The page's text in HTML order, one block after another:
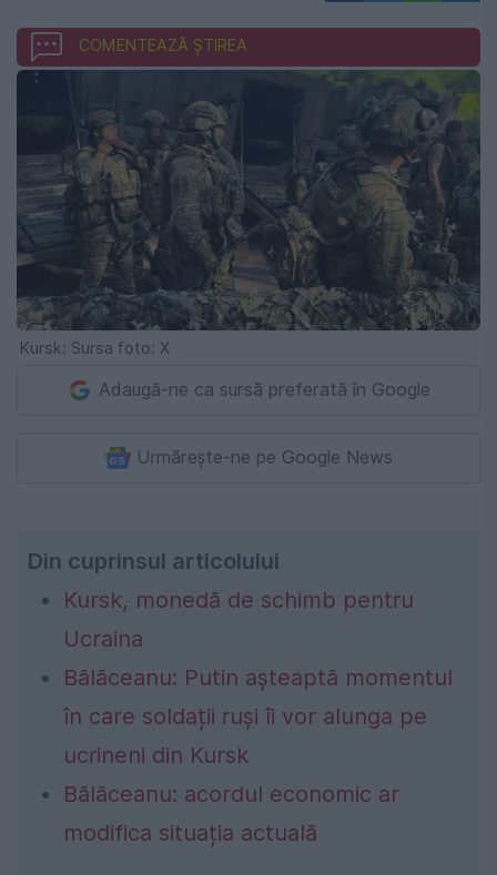
COMENTEAZĂ ȘTIREA
Kursk: Sursa foto: X
Adaugă-ne ca sursă preferată în Google
Urmărește-ne pe Google News
Din cuprinsul articolului
Kursk, monedă de schimb pentru
Ucraina
Bălăceanu: Putin așteaptă momentul
în care soldații ruși îi vor alunga pe
ucrineni din Kursk
Bălăceanu: acordul economic ar
modifica situația actuală